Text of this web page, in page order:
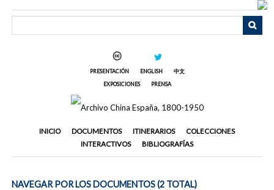
PRESENTACIÓN ENGLISH
中文
EXPOSICIONES
PRENSA
INICIO DOCUMENTOS ITINERARIOS
COLECCIONES
INTERACTIVOS
BIBLIOGRAFÍAS
NAVEGAR POR LOS DOCUMENTOS (2 TOTAL)